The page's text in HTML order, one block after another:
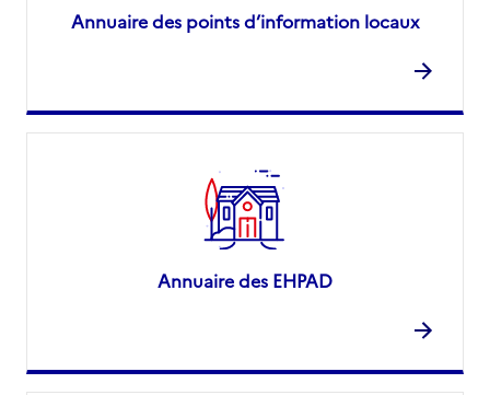
Annuaire des points d’information locaux
Annuaire des EHPAD